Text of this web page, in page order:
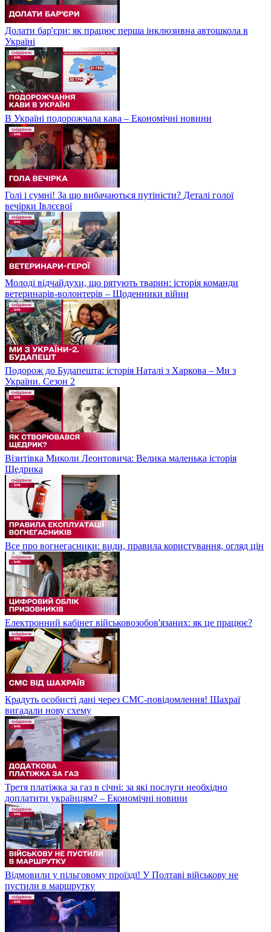
Долати бар'єри: як працює перша інклюзивна автошкола в
Україні
В Україні подорожчала кава – Економічні новини
Голі і сумні! За що вибачаються путіністи? Деталі голої
вечірки Івлєєвої
Молоді відчайдухи, що рятують тварин: історія команди
ветеринарів-волонтерів – Щоденники війни
Подорож до Будапешта: історія Наталі з Харкова – Ми з
України. Сезон 2
Візитівка Миколи Леонтовича: Велика маленька історія
Щедрика
Все про вогнегасники: види, правила користування, огляд цін
Електронний кабінет військовозобов'язаних: як це працює?
Крадуть особисті дані через СМС-повідомлення! Шахраї
вигадали нову схему
Третя платіжка за газ в січні: за які послуги необхідно
доплатити українцям? – Економічні новини
Відмовили у пільговому проїзді! У Полтаві військову не
пустили в маршрутку